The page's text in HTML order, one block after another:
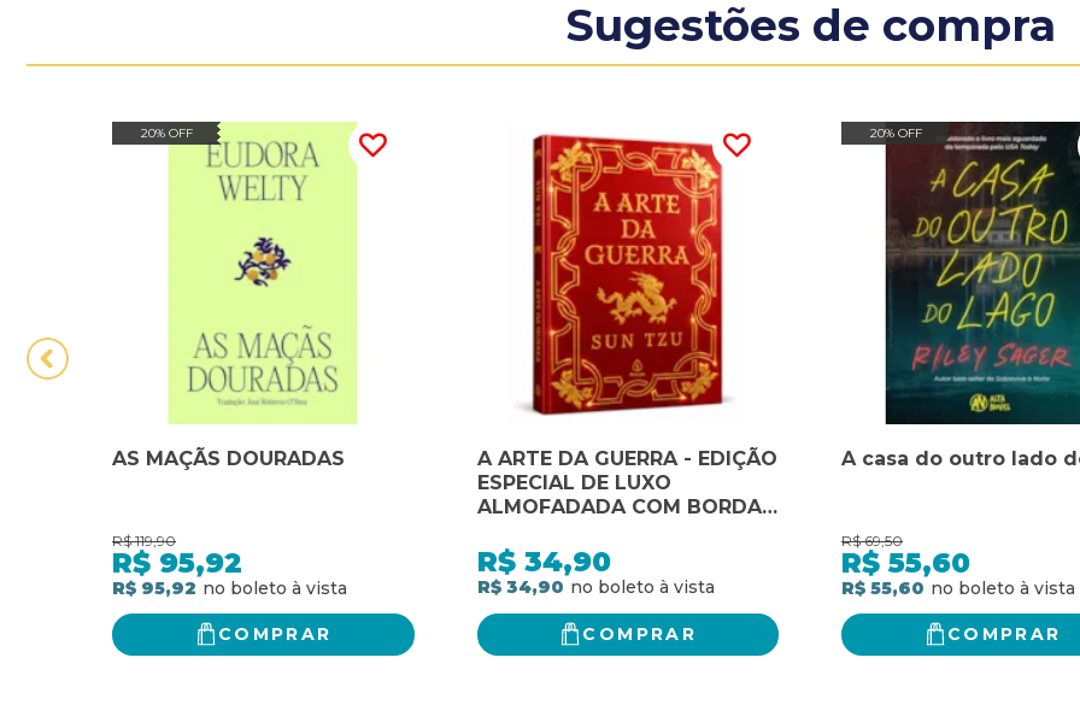
Sugestões de compra
20% OFF
AS MAÇÃS DOURADAS
R$ 119,90
R$ 95,92
R$ 95,92
COMPRAR
A ARTE DA GUERRA - EDIÇÃO
ESPECIAL DE LUXO
ALMOFADADA COM BORDAS
R$ 34,90
R$ 34,90
COMPRAR
20% OFF
A casa do outro lado
R$ 69,50
R$ 55,60
R$ 55,60
COMPRAR